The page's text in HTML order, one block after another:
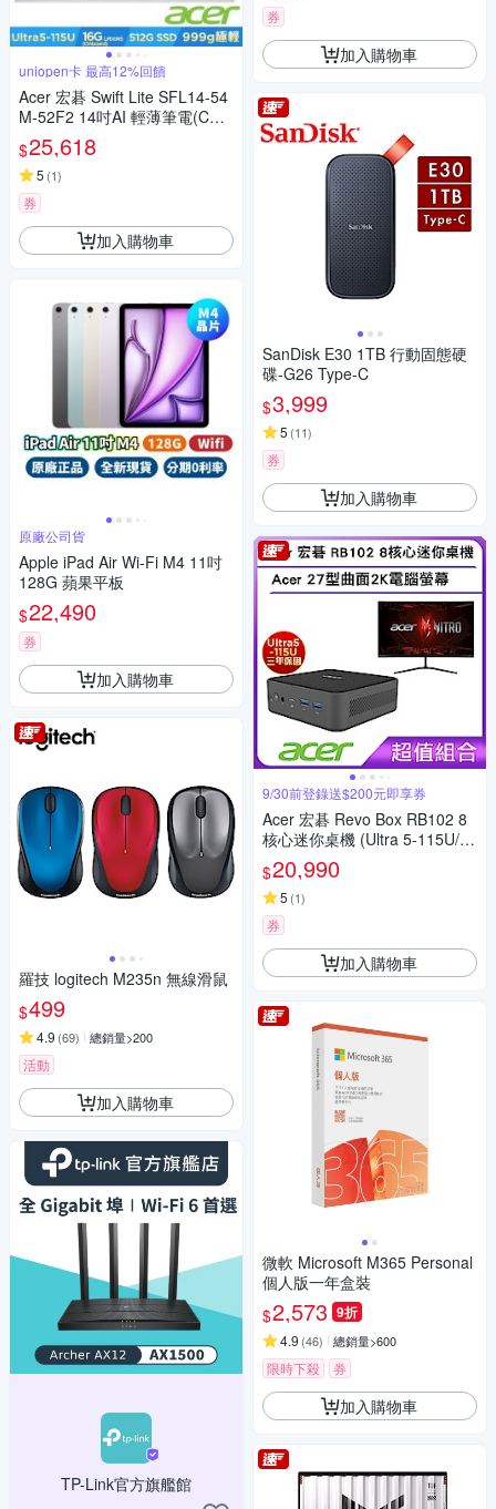
uniopen卡 最高12%回饋
Acer 宏碁 Swift Lite SFL14-54
M-52F2 14吋AI 輕薄筆電(CU5
-115U/16G/512G/Win11)
$25,618
5 (1)
券
加入購物車
原廠公司貨
Apple iPad Air Wi-Fi M4 11吋
128G 蘋果平板
$22,490
券
加入購物車
羅技 logitech M235n 無線滑鼠
$499
4.9 (69) 總銷量>200
活動
加入購物車
TP-Link官方旗艦館
券
加入購物車
SanDisk E30 1TB 行動固態硬
碟-G26 Type-C
$3,999
5 (11)
券
加入購物車
9/30前登錄送$200元即享券
Acer 宏碁 Revo Box RB102 8
核心迷你桌機 (Ultra 5-115U/8
GB/512GB/Win11)
$20,990
5 (1)
券
加入購物車
微軟 Microsoft M365 Personal
個人版一年盒裝
$2,573 9折
4.9 (46) 總銷量>600
限時下殺 券
加入購物車